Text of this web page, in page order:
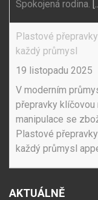
Spokojená rodina.
Plastové
každý průmysl
19 listopadu 2025
V moderním
přepravky
manipulace se
Plastové
každý průmysl
AKTUÁLNĚ